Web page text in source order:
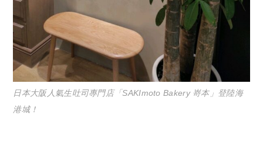
日本大阪人氣生吐司專門店「SAKImoto Bakery 嵜本」登陸海
港城！